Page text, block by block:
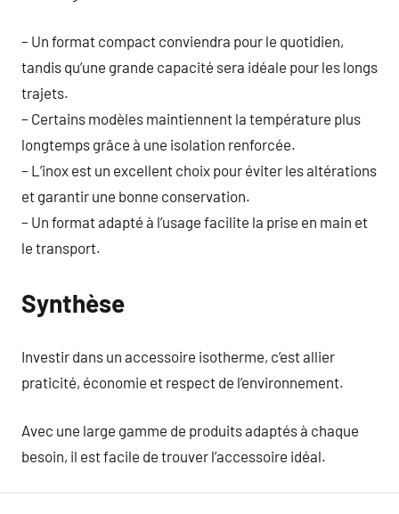
– Un format compact conviendra pour le quotidien,
tandis qu’une grande capacité sera idéale pour les longs
trajets.
– Certains modèles maintiennent la température plus
longtemps grâce à une isolation renforcée.
– L’inox est un excellent choix pour éviter les altérations
et garantir une bonne conservation.
– Un format adapté à l’usage facilite la prise en main et
le transport.
Synthèse
Investir dans un accessoire isotherme, c’est allier
praticité, économie et respect de l’environnement.
Avec une large gamme de produits adaptés à chaque
besoin, il est facile de trouver l’accessoire idéal.